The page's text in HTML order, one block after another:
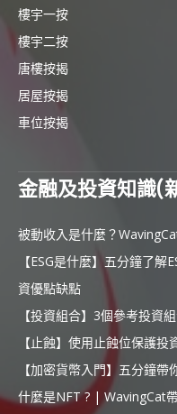
樓宇一按
樓宇二按
唐樓按揭
居屋按揭
車位按揭
金融及投資知識(
被動收入是什麼？
【ESG是什麼】五分鐘了
資優點缺點
【投資組合】3個參考投資
【止蝕】使用止蝕位保護
【加密貨幣入門】五分鐘
什麼是NFT ? | WavingCat